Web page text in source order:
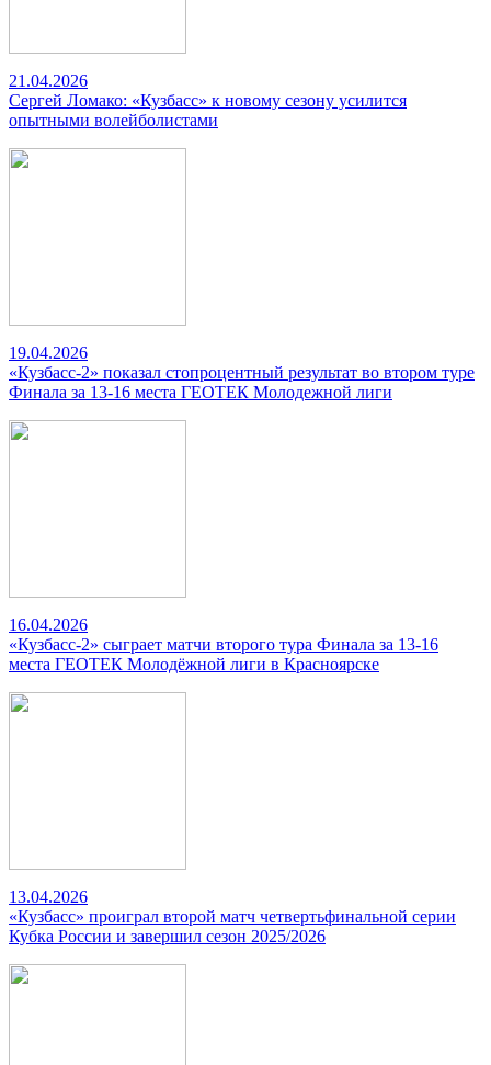
21.04.2026
Сергей Ломако: «Кузбасс» к новому сезону усилится
опытными волейболистами
19.04.2026
«Кузбасс-2» показал стопроцентный результат во втором туре
Финала за 13-16 места ГЕОТЕК Молодежной лиги
16.04.2026
«Кузбасс-2» сыграет матчи второго тура Финала за 13-16
места ГЕОТЕК Молодёжной лиги в Красноярске
13.04.2026
«Кузбасс» проиграл второй матч четвертьфинальной серии
Кубка России и завершил сезон 2025/2026